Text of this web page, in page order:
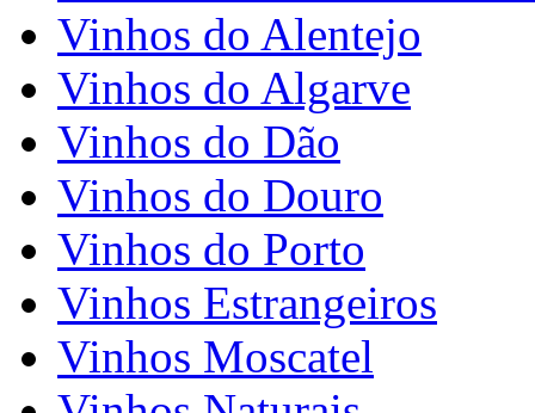
Vinhos do Alentejo
Vinhos do Algarve
Vinhos do Dão
Vinhos do Douro
Vinhos do Porto
Vinhos Estrangeiros
Vinhos Moscatel